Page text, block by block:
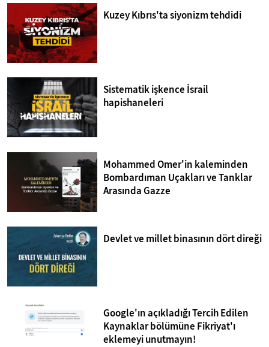
Kuzey Kıbrıs'ta siyonizm tehdidi
Sistematik işkence İsrail
hapishaneleri
Mohammed Omer'in kaleminden
Bombardıman Uçakları ve Tanklar
Arasında Gazze
Devlet ve millet binasının dört direği
Google'ın açıkladığı Tercih Edilen
Kaynaklar bölümüne Fikriyat'ı
eklemeyi unutmayın!